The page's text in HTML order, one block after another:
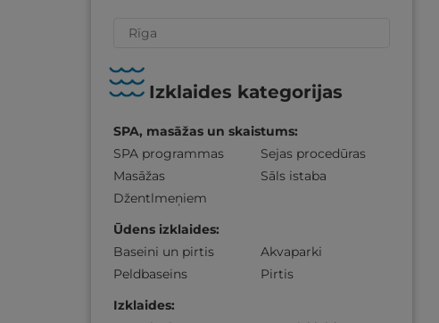
Izklaides kategorijas
SPA, masāžas un skaistums:
SPA programmas
Sejas procedūras
Masāžas
Sāls istaba
Džentlmeņiem
Ūdens izklaides:
Baseini un pirtis
Akvaparki
Peldbaseins
Pirtis
Izklaides: